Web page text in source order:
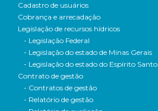
Cadastro de usuários
Cobrança e arrecadação
Legislação de recursos hídricos
- Legislação Federal
- Legislação do estado de Minas Gerais
- Legislação do estado do Espírito Santo
Contrato de gestão
- Contratos de gestão
- Relatório de gestão